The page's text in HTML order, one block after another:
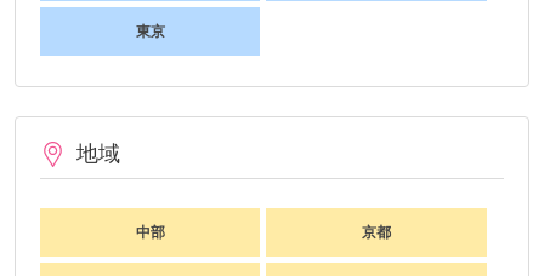
東京
地域
中部 京都